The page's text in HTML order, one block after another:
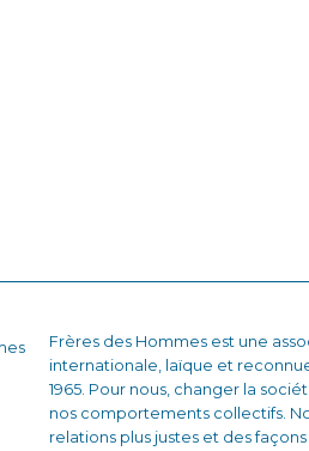
Frères des Hommes est une
internationale, laïque et
1965. Pour nous, changer la
nos comportements collectifs.
relations plus justes et des